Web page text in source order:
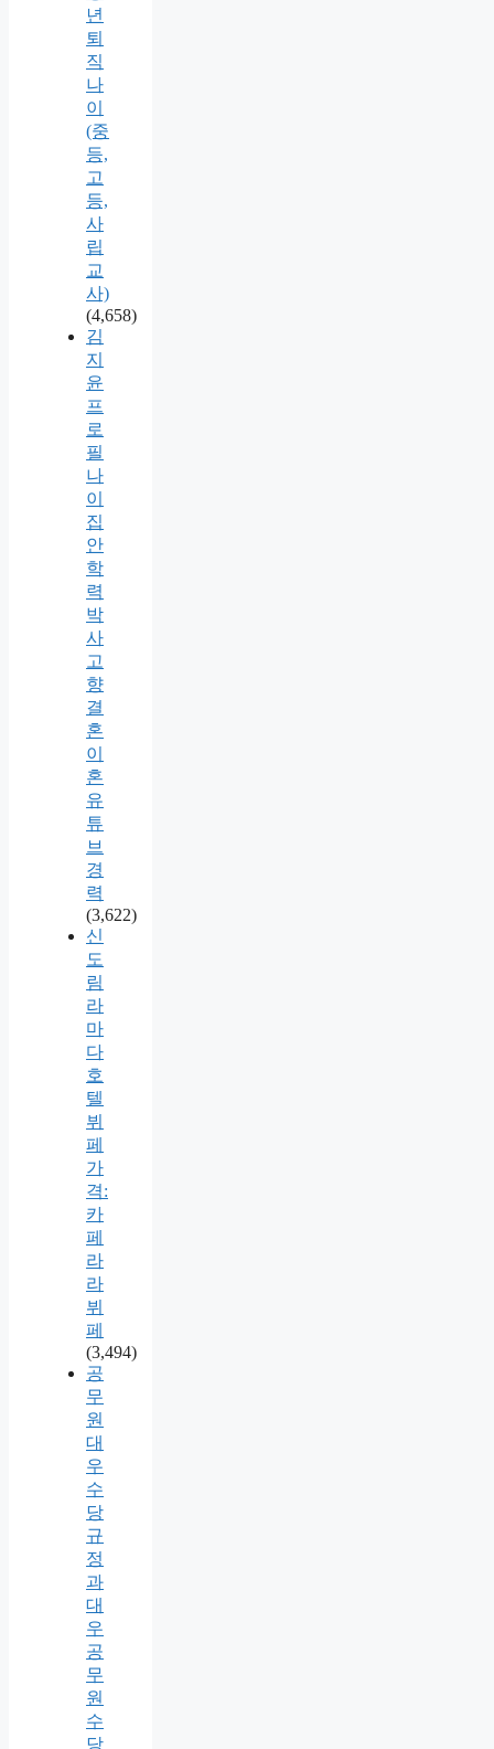
년
퇴
직
나
이
(중
등,
고
등,
사
립
교
사)
(4,658)
김
지
윤
프
로
필
나
이
집
안
학
력
박
사
고
향
결
혼
이
혼
유
튜
브
경
력
(3,622)
신
도
림
라
마
다
호
텔
뷔
페
가
격:
카
페
라
라
뷔
페
(3,494)
공
무
원
대
우
수
당
규
정
과
대
우
공
무
원
수
당